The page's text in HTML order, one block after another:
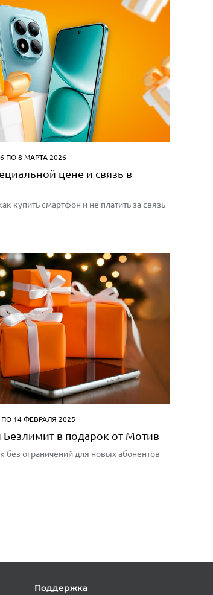
ПО 8 МАРТА 2026
цене и связь в
купить смартфон и не платить за связь
14 ФЕВРАЛЯ 2025
в подарок от Мотив
без ограничений для новых абонентов
Поддержка